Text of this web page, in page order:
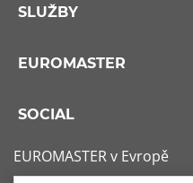
SLUŽBY
EUROMASTER
SOCIAL
EUROMASTER v Evropě